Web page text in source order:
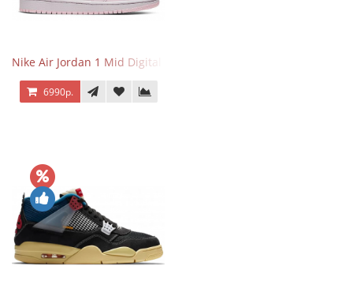
Nike Air Jordan 1 Mid Digital Pink
6990р.